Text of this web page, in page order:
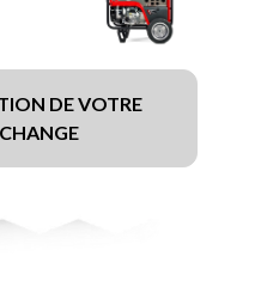
DE VOTRE